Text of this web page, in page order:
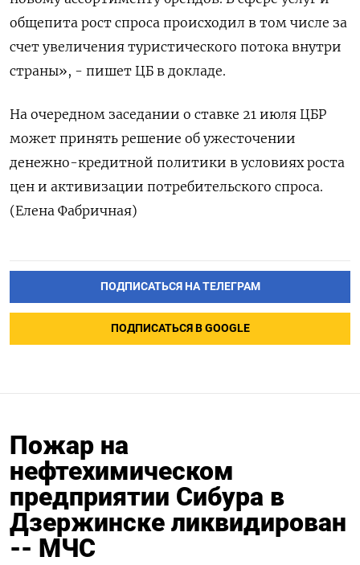
общепита рост спроса происходил в том числе за
счет увеличения туристического потока внутри
страны», - пишет ЦБ в докладе.
На очередном заседании о ставке 21 июля ЦБР
может принять решение об ужесточении
денежно-кредитной политики в условиях роста
цен и активизации потребительского спроса.
(Елена Фабричная)
ПОДПИСАТЬСЯ НА ТЕЛЕГРАМ
ПОДПИСАТЬСЯ В GOOGLE
Пожар на
нефтехимическом
предприятии Сибура в
Дзержинске ликвидирован
-- МЧС